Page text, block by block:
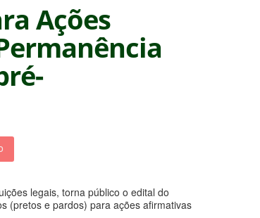
Ações
legais, torna público o edital do
(pretos e pardos) para ações afirmativas